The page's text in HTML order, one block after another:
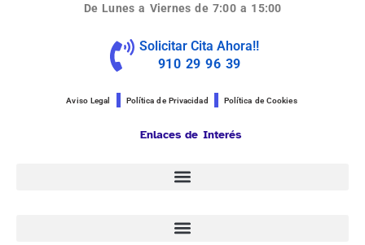
De Lunes a Viernes de 7:00 a 15:00
Solicitar Cita Ahora!!
910 29 96 39
Aviso Legal Política de Privacidad Política de Cookies
Enlaces de Interés